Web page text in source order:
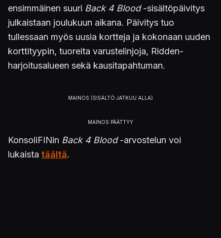
ensimmäinen suuri Back 4 Blood-sisältöpäivitys
julkaistaan joulukuun aikana. Päivitys tuo
tullessaan myös uusia kortteja ja kokonaan uuden
korttityypin, tuoreita varustelinjoja, Ridden-
harjoitusalueen sekä kausitapahtuman.
KonsoliFINin Back 4 Blood-arvostelun voi
lukaista täältä.